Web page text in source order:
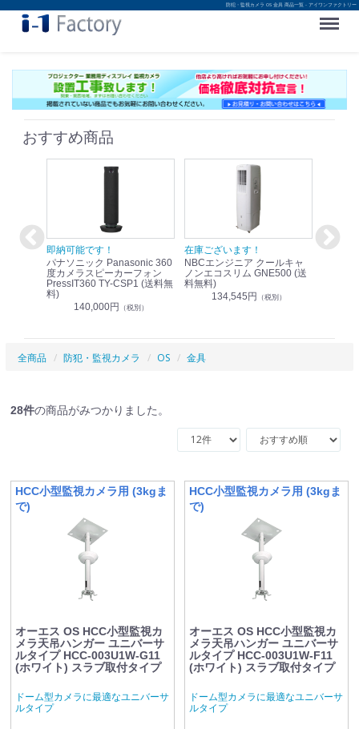
防犯・監視カメラ OS 金具 商品一覧 - アイワンファクトリー
Menu
おすすめ商品
即納可能です！
パナソニック Panasonic 360
度カメラスピーカーフォン
PressIT360 TY-CSP1 (送料無
料)
140,000円 （税別）
在庫ございます！
NBCエンジニア クールキャ
ノンエコスリム GNE500 (送
料無料)
134,545円 （税別）
即納可
全商品 防犯・監視カメラ OS 金具
28件の商品がみつかりました。
HCC小型監視カメラ用 (3kgま
で)
オーエス OS HCC小型監視カ
メラ天吊ハンガー ユニバーサ
ルタイプ HCC-003U1W-G11
(ホワイト) スラブ取付タイプ
ドーム型カメラに最適なユニバーサ
ルタイプ
HCC小型監視カメラ用 (3kgま
で)
オーエス OS HCC小型監視カ
メラ天吊ハンガー ユニバーサ
ルタイプ HCC-003U1W-F11
(ホワイト) スラブ取付タイプ
ドーム型カメラに最適なユニバーサ
ルタイプ